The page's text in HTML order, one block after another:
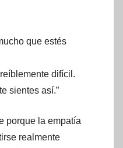
que estés
difícil.
sientes así.”
porque la empatía
realmente